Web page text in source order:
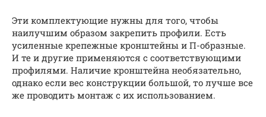
Эти комплектующие нужны для того, чтобы
наилучшим образом закрепить профили. Есть
усиленные крепежные кронштейны и П-образные.
И те и другие применяются с соответствующими
профилями. Наличие кронштейна необязательно,
однако если вес конструкции большой, то лучше все
же проводить монтаж с их использованием.